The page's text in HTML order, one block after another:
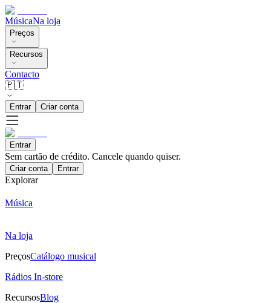
MúsicaNa loja
Preços
Recursos
Contacto
🇵🇹
Entrar Criar conta
Entrar
Sem cartão de crédito. Cancele quando quiser.
Criar conta Entrar
Explorar
Música
Na loja
PreçosCatálogo musical
Rádios In-store
RecursosBlog